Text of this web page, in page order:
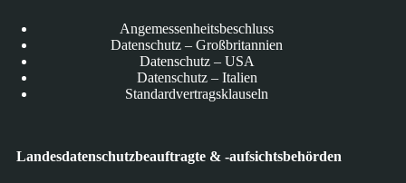
Angemessenheitsbeschluss
Datenschutz – Großbritannien
Datenschutz – USA
Datenschutz – Italien
Standardvertragsklauseln
Landesdatenschutzbeauftragte & -aufsichtsbehörden